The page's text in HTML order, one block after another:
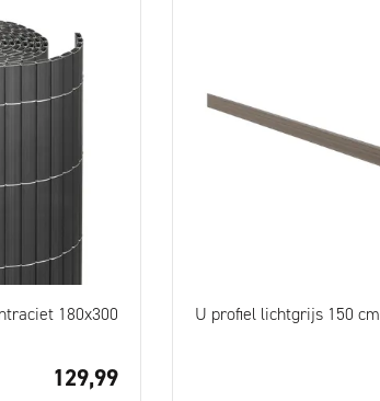
180x300
129,99
U profiel lichtgrijs 150 cm